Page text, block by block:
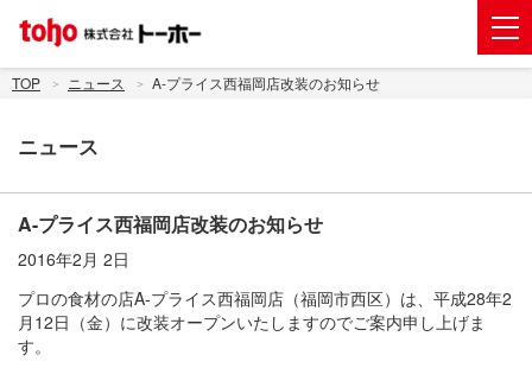
会社案内
株主・投資家情報
トーホーグループのサステナビリティ
ニュース
採用情報
TOP ニュース A-プライス西福岡店改装のお知らせ
ニュース
A-プライス西福岡店改装のお知らせ
2016年2月 2日
プロの食材の店A-プライス西福岡店（福岡市西区）は、平成28年2
月12日（金）に改装オープンいたしますのでご案内申し上げま
す。